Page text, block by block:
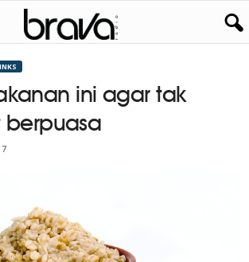
ini agar tak